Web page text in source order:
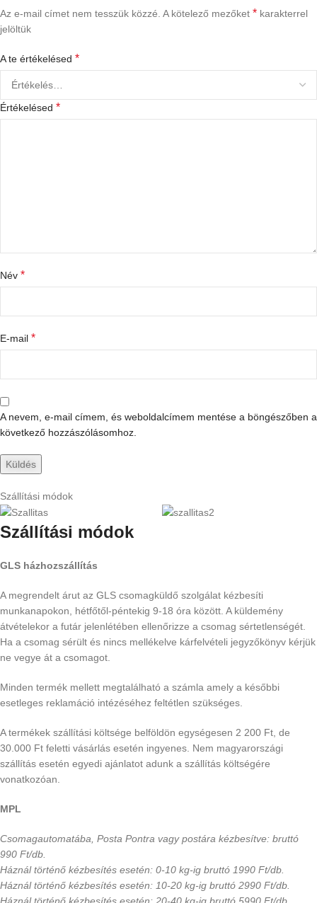
Az e-mail címet nem tesszük közzé. A kötelező mezőket * karakterrel
jelöltük
A te értékelésed *
Értékelésed *
Név *
E-mail *
A nevem, e-mail címem, és weboldalcímem mentése a böngészőben a
következő hozzászólásomhoz.
Szállítási módok
Szállítási módok
GLS házhozszállítás
A megrendelt árut az GLS csomagküldő szolgálat kézbesíti
munkanapokon, hétfőtől-péntekig 9-18 óra között. A küldemény
átvételekor a futár jelenlétében ellenőrizze a csomag sértetlenségét.
Ha a csomag sérült és nincs mellékelve kárfelvételi jegyzőkönyv kérjük
ne vegye át a csomagot.
Minden termék mellett megtalálható a számla amely a későbbi
esetleges reklamáció intézéséhez feltétlen szükséges.
A termékek szállítási költsége belföldön egységesen 2 200 Ft, de
30.000 Ft feletti vásárlás esetén ingyenes. Nem magyarországi
szállítás esetén egyedi ajánlatot adunk a szállítás költségére
vonatkozóan.
MPL
Csomagautomatába, Posta Pontra vagy postára kézbesítve: bruttó
990 Ft/db.
Háznál történő kézbesítés esetén: 0-10 kg-ig bruttó 1990 Ft/db.
Háznál történő kézbesítés esetén: 10-20 kg-ig bruttó 2990 Ft/db.